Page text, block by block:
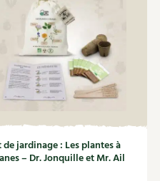
Société, engagement
et gros oeuvre
écologiques
de l’eau
de la maison
de jardinage : Les plantes à
– Dr. Jonquille et Mr. Ail